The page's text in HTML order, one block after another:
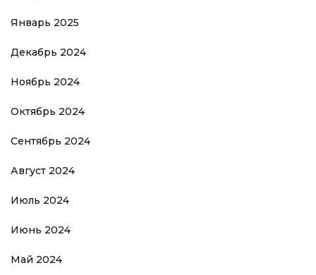
Январь 2025
Декабрь 2024
Ноябрь 2024
Октябрь 2024
Сентябрь 2024
Август 2024
Июль 2024
Июнь 2024
Май 2024